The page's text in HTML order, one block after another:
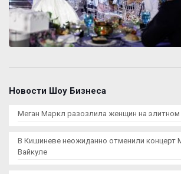
Новости Шоу Бизнеса
Меган Маркл разозлила женщин на элитном
В Кишиневе неожиданно отменили концерт
Вайкуле